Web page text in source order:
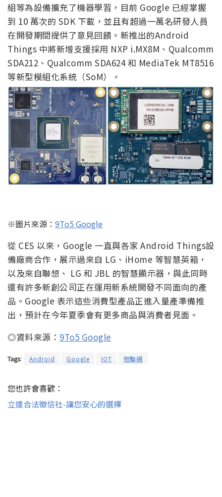
組等為設備擴充了機器學習，目前 Google 已經掌握
到 10 萬次的 SDK 下載，並且有超過一萬名研發人員
在開發期間提供了意見回饋。新推出的Android
Things 中將新增支援採用 NXP i.MX8M、Qualcomm
SDA212、Qualcomm SDA624 和 MediaTek MT8516
等新型模組化系統（SoM）。
※圖片來源： 9To5 Google
從 CES 以來，Google 一直與各家 Android Things設
備廠商合作，展示過來自 LG、iHome 等智慧英箱，
以及來自聯想、 LG 和 JBL 的智慧顯示器，與此同時
還有許多新創公司正在運用新系統開發不同面向的產
品。Google 表示這些消費型產品正進入量產準備推
出，預計在今年夏季會有更多商品與消費者見面。
◎資料來源： 9To5 Google
Tags: Android Google IOT 物聯網
您也許會喜歡：
立達合法徵信社-讓您安心的選擇